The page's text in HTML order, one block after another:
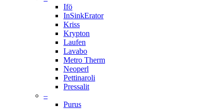
Ifö
InSinkErator
Kriss
Krypton
Laufen
Lavabo
Metro Therm
Neoperl
Pettinaroli
Pressalit
–
Purus